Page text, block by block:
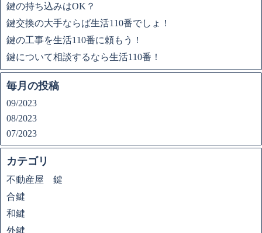
鍵の持ち込みはOK？
鍵交換の大手ならば生活110番でしょ！
鍵の工事を生活110番に頼もう！
鍵について相談するなら生活110番！
毎月の投稿
09/2023
08/2023
07/2023
カテゴリ
不動産屋 鍵
合鍵
和鍵
外鍵